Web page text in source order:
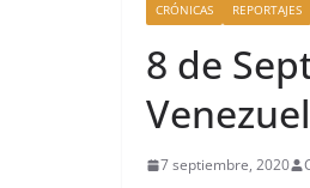
CRÓNICAS REPORTAJES
8 de
7 septiembre, 2020